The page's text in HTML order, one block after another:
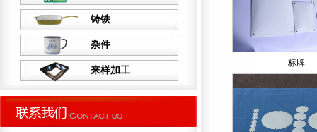
铸铁
杂件
来样加工
标牌